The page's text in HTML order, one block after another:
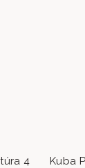
4
Kuba